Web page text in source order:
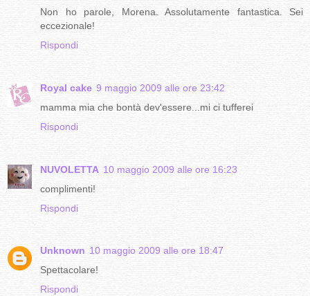
Non ho parole, Morena. Assolutamente fantastica. Sei
eccezionale!
Rispondi
Royal cake 9 maggio 2009 alle ore 23:42
mamma mia che bontà dev'essere...mi ci tufferei
Rispondi
NUVOLETTA 10 maggio 2009 alle ore 16:23
complimenti!
Rispondi
Unknown 10 maggio 2009 alle ore 18:47
Spettacolare!
Rispondi